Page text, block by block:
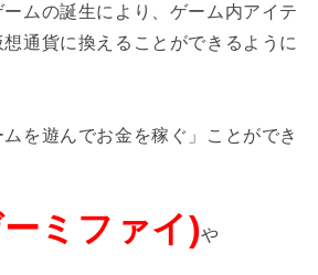
ムの誕生により、ゲーム内アイテ
通貨に換えることができるように
を遊んでお金を稼ぐ」ことができ
ミファイ)や